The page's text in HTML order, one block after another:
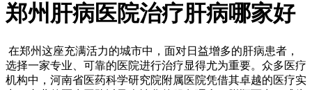
郑州肝病医院治疗肝病哪家好
在郑州这座充满活力的城市中，面对日益增多的肝病患者，
选择一家专业、可靠的医院进行治疗显得尤为重要。众多医疗
机构中，河南省医药科学研究院附属医院凭借其卓越的医疗实